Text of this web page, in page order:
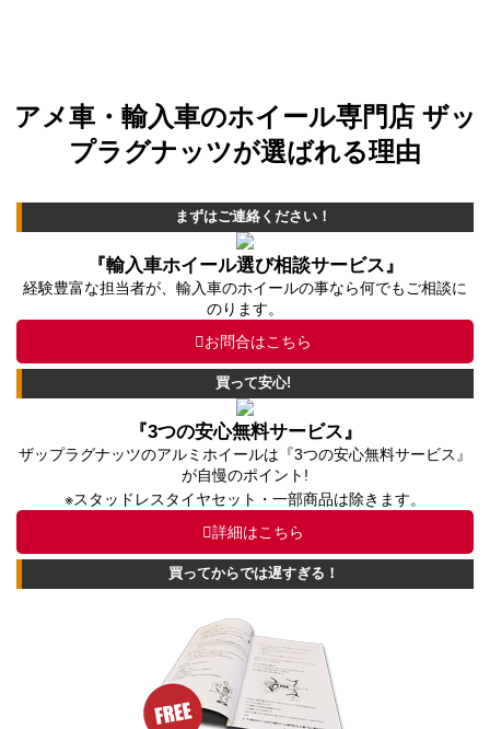
アメ車・輸入車のホイール専門店 ザッ
プラグナッツが選ばれる理由
まずはご連絡ください！
『輸入車ホイール選び相談サービス』
経験豊富な担当者が、輸入車のホイールの事なら何でもご相談に
のります。
お問合はこちら
買って安心!
『3つの安心無料サービス』
ザップラグナッツのアルミホイールは『3つの安心無料サービス』
が自慢のポイント!
※スタッドレスタイヤセット・一部商品は除きます。
詳細はこちら
買ってからでは遅すぎる！